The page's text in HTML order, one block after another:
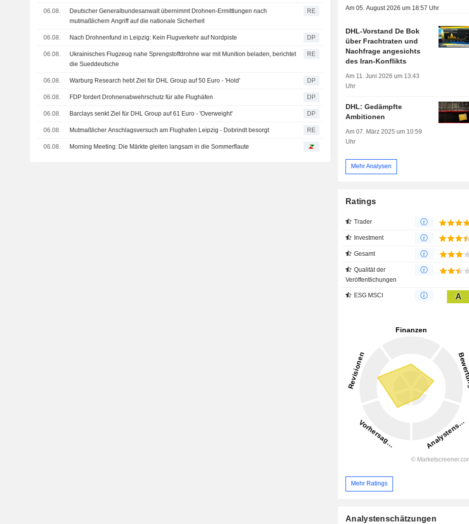
06.08.
Deutscher Generalbundesanwalt übernimmt Drohnen-Ermittlungen nach
mutmaßlichem Angriff auf die nationale Sicherheit
RE
06.08. Nach Drohnenfund in Leipzig: Kein Flugverkehr auf Nordpiste DP
06.08.
Ukrainisches Flugzeug nahe Sprengstoffdrohne war mit Munition beladen, berichtet
die Sueddeutsche
RE
06.08. Warburg Research hebt Ziel für DHL Group auf 50 Euro - 'Hold' DP
06.08. FDP fordert Drohnenabwehrschutz für alle Flughäfen DP
06.08. Barclays senkt Ziel für DHL Group auf 61 Euro - 'Overweight' DP
06.08. Mutmaßlicher Anschlagsversuch am Flughafen Leipzig - Dobrindt besorgt RE
06.08. Morning Meeting: Die Märkte gleiten langsam in die Sommerflaute
Am 05. August 2026 um 18:57 Uhr
DHL-Vorstand De Bok
über Frachtraten und
Nachfrage angesichts
des Iran-Konflikts
Am 11. Juni 2026 um 13:43
Uhr
DHL: Gedämpfte
Ambitionen
Am 07. März 2025 um 10:59
Uhr
Mehr Analysen
Ratings
Trader
Investment
Gesamt
Qualität der
Veröffentlichungen
ESG MSCI A
Mehr Ratings
Analystenschätzungen